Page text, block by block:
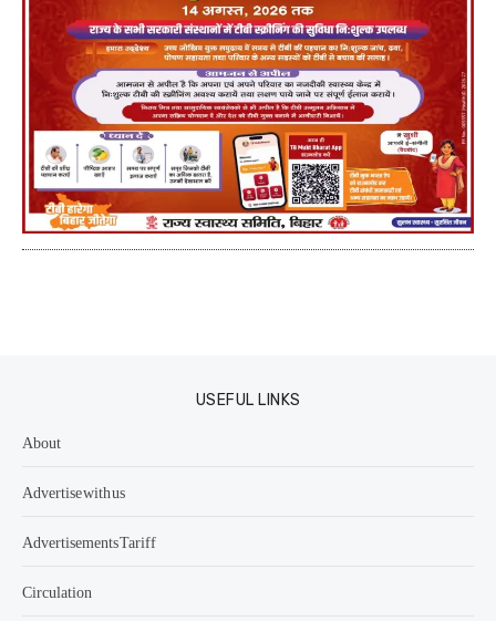
USEFUL LINKS
About
Advertise with us
Advertisements Tariff
Circulation